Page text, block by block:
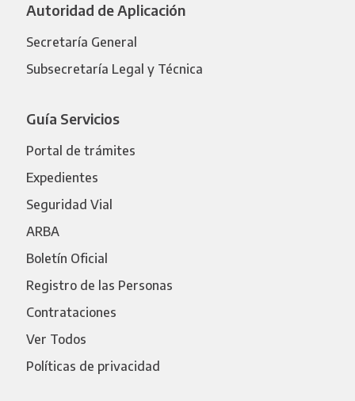
Autoridad de Aplicación
Secretaría General
Subsecretaría Legal y Técnica
Guía Servicios
Portal de trámites
Expedientes
Seguridad Vial
ARBA
Boletín Oficial
Registro de las Personas
Contrataciones
Ver Todos
Políticas de privacidad